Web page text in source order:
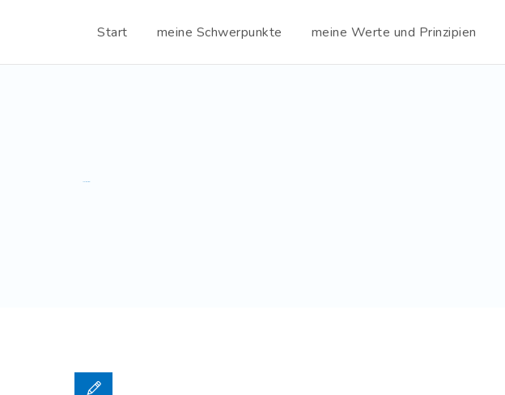
meine Werte und Prinzipien
meine Schwerpunkte
Start